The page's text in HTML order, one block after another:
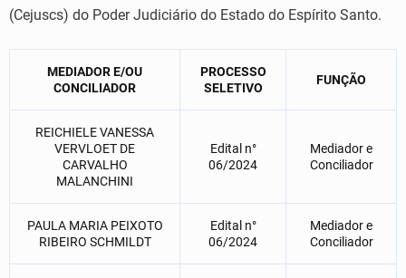
(Cejuscs) do Poder Judiciário do Estado do Espírito Santo.
MEDIADOR E/OU
CONCILIADOR
PROCESSO
SELETIVO
FUNÇÃO
REICHIELE VANESSA
VERVLOET DE
CARVALHO
MALANCHINI
Edital n°
06/2024
Mediador e
Conciliador
PAULA MARIA PEIXOTO
RIBEIRO SCHMILDT
Edital n°
06/2024
Mediador e
Conciliador